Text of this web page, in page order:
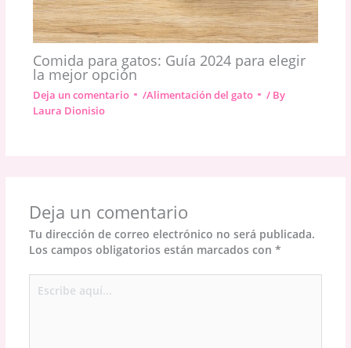
Comida para gatos: Guía 2024 para elegir
la mejor opción
Deja un comentario /Alimentación del gato
/ By
Laura Dionisio
Deja un comentario
Tu dirección de correo electrónico no será publicada.
Los campos obligatorios están marcados con *
aquí...